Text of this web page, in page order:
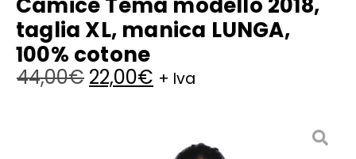
taglia XL, manica LUNGA,
100% cotone
44,00€ 22,00€ + Iva